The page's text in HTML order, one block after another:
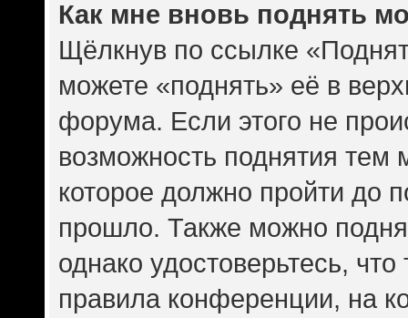
Как мне вновь поднять
Щёлкнув по ссылке
можете «поднять» её в
форума. Если этого не
возможность поднятия тем
которое должно пройти до
прошло. Также можно
однако удостоверьтесь,
правила конференции, на